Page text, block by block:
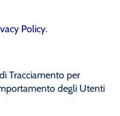
Policy.
Tracciamento per
degli Utenti